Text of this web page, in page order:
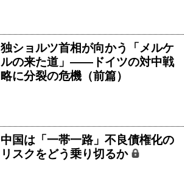
独ショルツ首相が向かう「メルケ
ルの来た道」――ドイツの対中戦
略に分裂の危機（前篇）
中国は「一帯一路」不良債権化の
リスクをどう乗り切るか